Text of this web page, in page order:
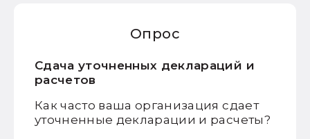
Опрос
Сдача уточненных деклараций и
расчетов
Как часто ваша организация сдает
уточненные декларации и расчеты?